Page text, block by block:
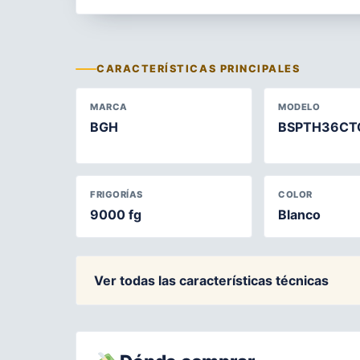
CARACTERÍSTICAS PRINCIPALES
MARCA
BGH
MODELO
FRIGORÍAS
9000 fg
COLOR
Blanco
Ver todas las características técnicas